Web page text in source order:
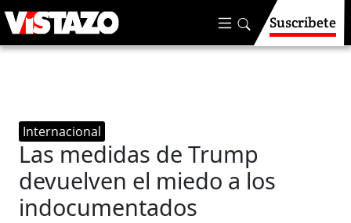
Suscríbete
Internacional
Las medidas de Trump
devuelven el miedo a los
indocumentados